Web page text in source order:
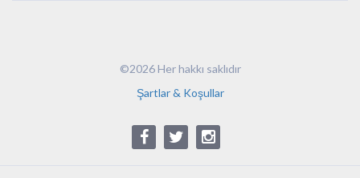
©2026 Her hakkı saklıdır
Şartlar & Koşullar